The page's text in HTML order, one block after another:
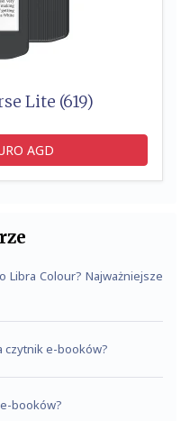
Lite (619)
AGD
Libra Colour? Najważniejsze
czytnik e-booków?
booków?